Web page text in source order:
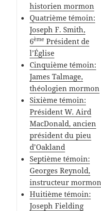
historien mormon
Quatrième témoin:
Joseph F. Smith,
6ème Président de
l’Église
Cinquième témoin:
James Talmage,
théologien mormon
Sixième témoin:
Président W. Aird
MacDonald, ancien
président du pieu
d’Oakland
Septième témoin:
Georges Reynold,
instructeur mormon
Huitième témoin:
Joseph Fielding